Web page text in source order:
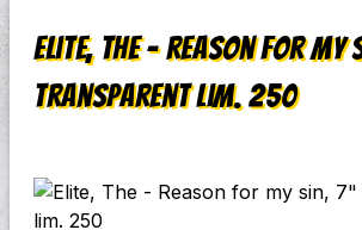
Elite, The - Reason for my
transparent lim. 250
Bildergalerie überspringen